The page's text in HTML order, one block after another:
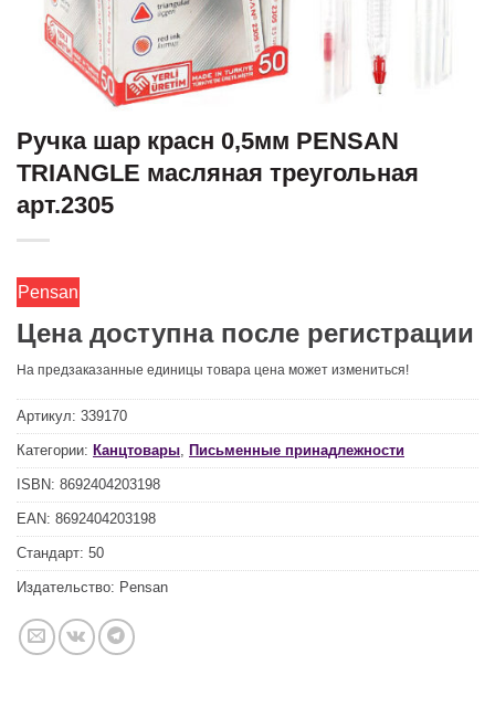
Ручка шар красн 0,5мм PENSAN
TRIANGLE масляная треугольная
арт.2305
Pensan
Цена доступна после регистрации
На предзаказанные единицы товара цена может измениться!
Артикул: 339170
Категории: Канцтовары Письменные принадлежности
ISBN: 8692404203198
EAN: 8692404203198
Стандарт: 50
Издательство: Pensan